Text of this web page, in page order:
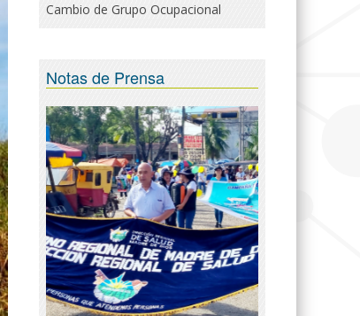
Cambio de Grupo Ocupacional
Notas de Prensa